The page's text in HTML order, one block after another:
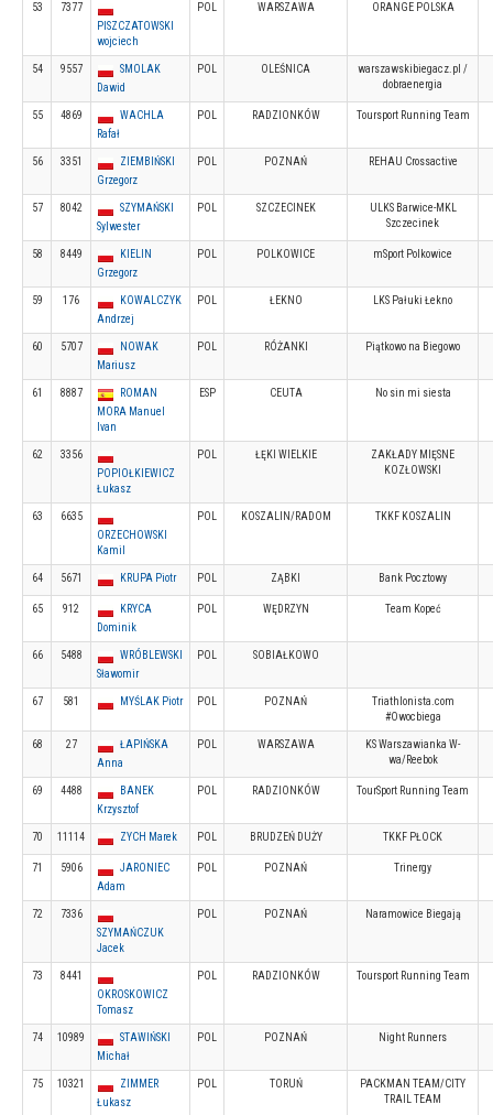
53
7377
PISZCZATOWSKI
wojciech
POL WARSZAWA ORANGE POLSKA
54 9557
SMOLAK
Dawid
POL OLEŚNICA
warszawskibiegacz.pl /
dobraenergia
55 4869
WACHLA
Rafał
POL RADZIONKÓW Toursport Running Team
56 3351
ZIEMBIŃSKI
Grzegorz
POL POZNAŃ REHAU Crossactive
57 8042
SZYMAŃSKI
Sylwester
POL SZCZECINEK
ULKS Barwice-MKL
Szczecinek
58 8449
KIELIN
Grzegorz
POL POLKOWICE mSport Polkowice
59 176
KOWALCZYK
Andrzej
POL ŁEKNO LKS Pałuki Łekno
60 5707
NOWAK
Mariusz
POL RÓŻANKI Piątkowo na Biegowo
61 8887
ROMAN
MORA Manuel
Ivan
ESP CEUTA No sin mi siesta
62
3356
POPIOŁKIEWICZ
Łukasz
POL ŁĘKI WIELKIE
ZAKŁADY MIĘSNE
KOZŁOWSKI
63
6635
ORZECHOWSKI
Kamil
POL KOSZALIN/RADOM TKKF KOSZALIN
64 5671 KRUPA Piotr POL ZĄBKI Bank Pocztowy
65 912
KRYCA
Dominik
POL WĘDRZYN Team Kopeć
66 5488
WRÓBLEWSKI
Sławomir
POL SOBIAŁKOWO
67 581 MYŚLAK Piotr POL POZNAŃ
Triathlonista.com
#Owocbiega
68 27
ŁAPIŃSKA
Anna
POL WARSZAWA
KS Warszawianka W-
wa/Reebok
69 4488
BANEK
Krzysztof
POL RADZIONKÓW TourSport Running Team
70 11114 ZYCH Marek POL BRUDZEŃ DUŻY TKKF PŁOCK
71 5906
JARONIEC
Adam
POL POZNAŃ Trinergy
72
7336
SZYMAŃCZUK
Jacek
POL POZNAŃ Naramowice Biegają
73
8441
OKROSKOWICZ
Tomasz
POL RADZIONKÓW Toursport Running Team
74 10989
STAWIŃSKI
Michał
POL POZNAŃ Night Runners
75 10321
ZIMMER
Łukasz
POL TORUŃ
PACKMAN TEAM/CITY
TRAIL TEAM